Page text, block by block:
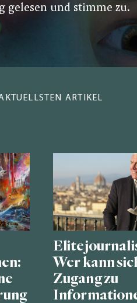
gelesen und stimme zu.
ARTIKEL
Wer kann
Zugang zu